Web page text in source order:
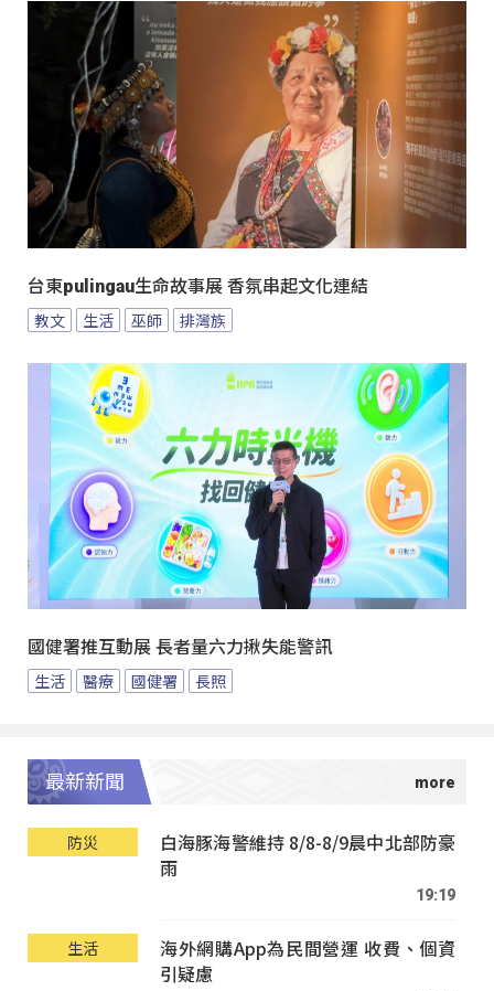
台東pulingau生命故事展 香氛串起文化連結
教文 生活 巫師 排灣族
國健署推互動展 長者量六力揪失能警訊
生活 醫療 國健署 長照
最新新聞
防災
白海豚海警維持 8/8-8/9晨中北部防豪
雨
19:19
生活
海外網購App為民間營運 收費、個資
引疑慮